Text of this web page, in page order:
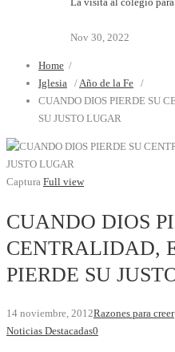
Nov 30, 2022
Home /
Iglesia /Año de la Fe /
CUANDO DIOS PIERDE SU
SU JUSTO LUGAR
Captura Full view
CUANDO DIOS
CENTRALIDAD,
PIERDE SU
14 noviembre, 2012Razones para creer
Noticias Destacadas0